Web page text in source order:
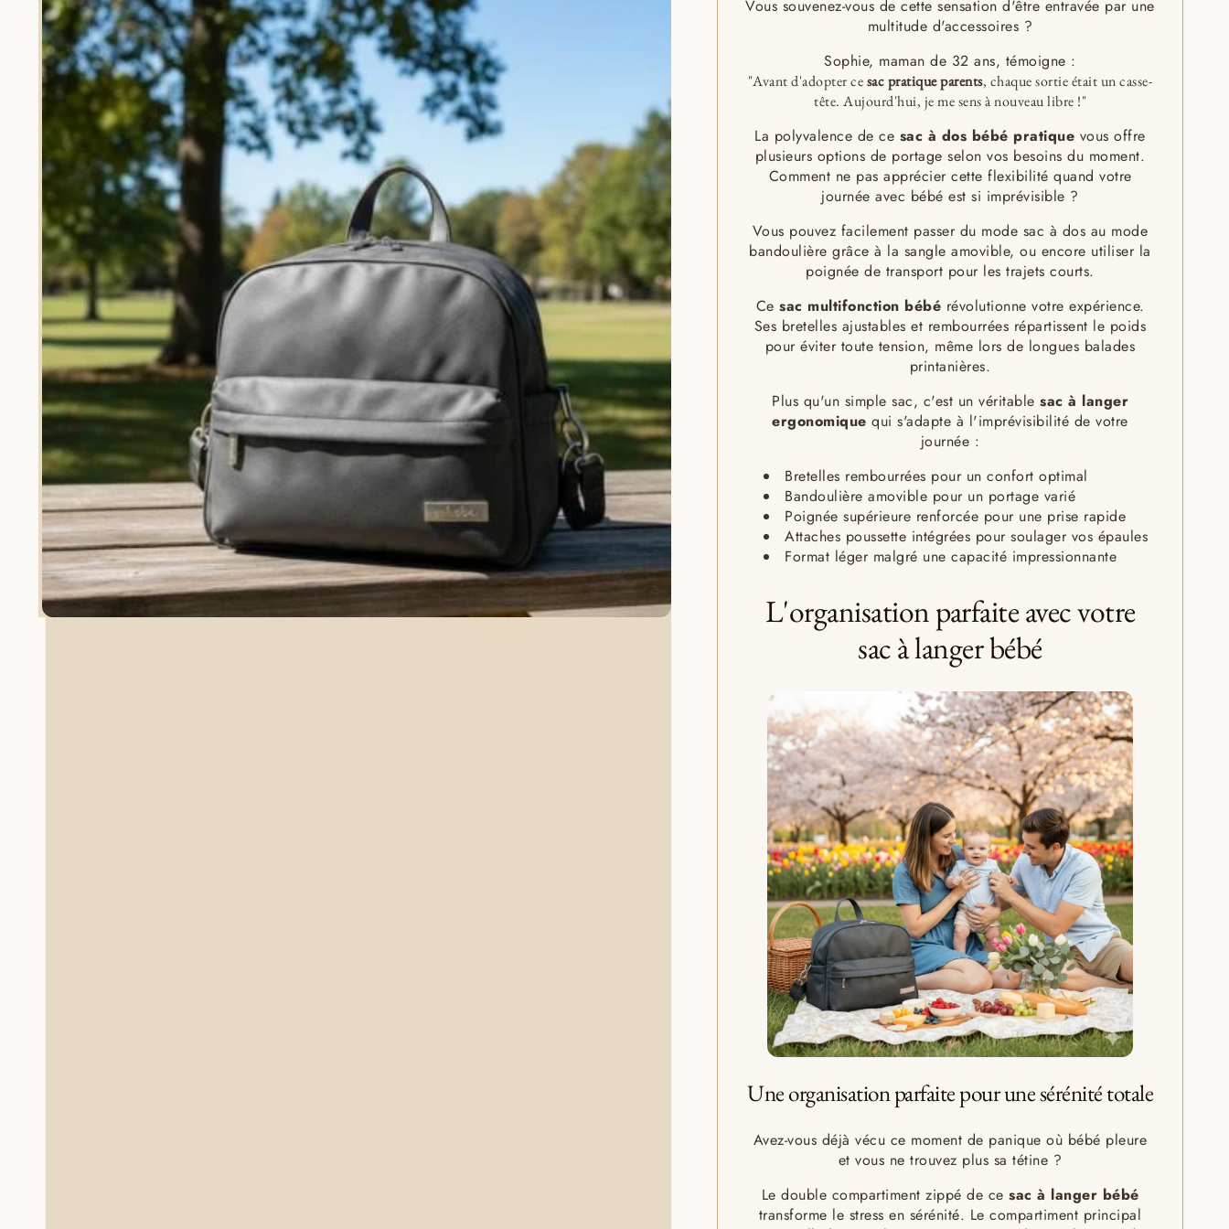
Vous souvenez-vous de cette sensation d'être entravée par une
multitude d'accessoires ?
Sophie, maman de 32 ans, témoigne :
"Avant d'adopter cesac pratique parents, chaque sortie était un casse-
tête. Aujourd'hui, je me sens à nouveau libre !"
La polyvalence de ce sac à dos bébé pratique vous offre
plusieurs options de portage selon vos besoins du moment.
Comment ne pas apprécier cette flexibilité quand votre
journée avec bébé est si imprévisible ?
Vous pouvez facilement passer du mode sac à dos au mode
bandoulière grâce à la sangle amovible, ou encore utiliser la
poignée de transport pour les trajets courts.
Cesac multifonction bébé révolutionne votre expérience.
Ses bretelles ajustables et rembourrées répartissent le poids
pour éviter toute tension, même lors de longues balades
printanières.
Plus qu'un simple sac, c'est un véritablesac à langer
ergonomique qui s'adapte à l'imprévisibilité de votre
journée :
Bretelles rembourrées pour un confort optimal
Bandoulière amovible pour un portage varié
Poignée supérieure renforcée pour une prise rapide
Attaches poussette intégrées pour soulager vos épaules
Format léger malgré une capacité impressionnante
L'organisation parfaite avec votre
sac à langer bébé
Une organisation parfaite pour une sérénité totale
Avez-vous déjà vécu ce moment de panique où bébé pleure
et vous ne trouvez plus sa tétine ?
Le double compartiment zippé de cesac à langer bébé
transforme le stress en sérénité. Le compartiment principal